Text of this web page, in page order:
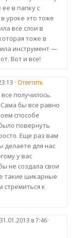
в папку с
уроке это тоже
все слои в
тоже в
инструмент —
Вот и все!
· Ответить
получилось.
бы все равно
способе
повернуть
Еще раз вам
делаете для нас
у вас
не создала свои
такие шикарные
стремиться к
31.01.2013 в 7:46 ·